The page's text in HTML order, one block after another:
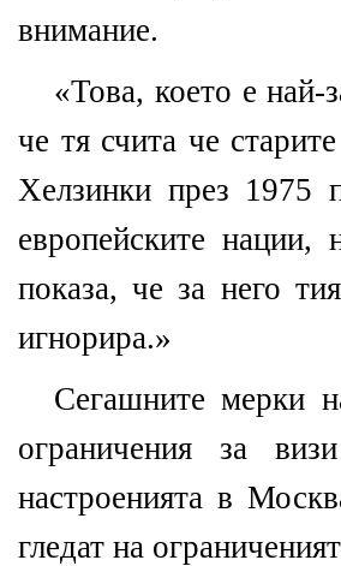
внимание.
«Това, което е
че тя счита че
Хелзинки през 1975
европейските
показа, че за него
игнорира.»
Сегашните мерки
ограничения за
настроенията в
гледат на